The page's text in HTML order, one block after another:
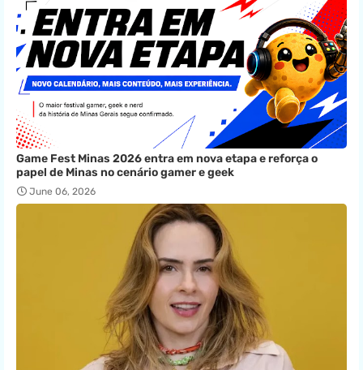
Game Fest Minas 2026 entra em nova etapa e reforça o
papel de Minas no cenário gamer e geek
June 06, 2026